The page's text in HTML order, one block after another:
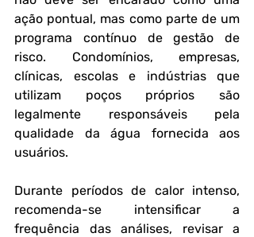
ação pontual, mas como parte de um
programa contínuo de gestão de
risco. Condomínios, empresas,
clínicas, escolas e indústrias que
utilizam poços próprios são
legalmente responsáveis pela
qualidade da água fornecida aos
usuários.
Durante períodos de calor intenso,
recomenda-se intensificar a
frequência das análises, revisar a